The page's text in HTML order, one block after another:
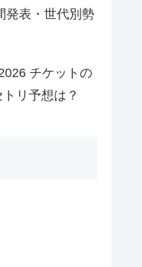
発表・世代別勢
チケットの
リ予想は？